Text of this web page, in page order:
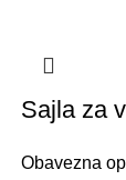
Sajla za
Obavezna